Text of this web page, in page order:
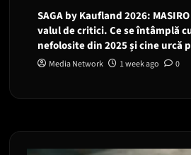
SAGA by Kaufland 2026:
valul de critici. Ce se întâmplă
nefolosite din 2025 și cine urcă
Media Network 1 week ago 0